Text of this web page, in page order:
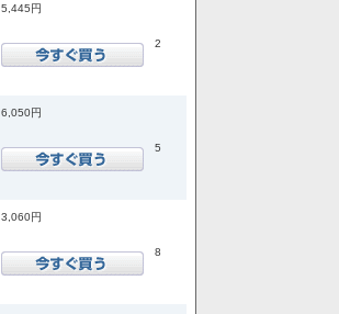
5,445円
2
6,050円
5
3,060円
8